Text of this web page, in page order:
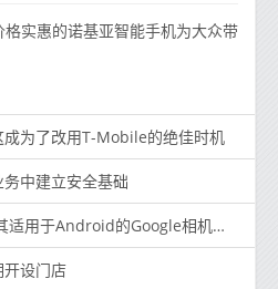
格实惠的诺基亚智能手机为大众带
为了改用T-Mobile的绝佳时机
中建立安全基础
用于Android的Google相机应用
开设门店